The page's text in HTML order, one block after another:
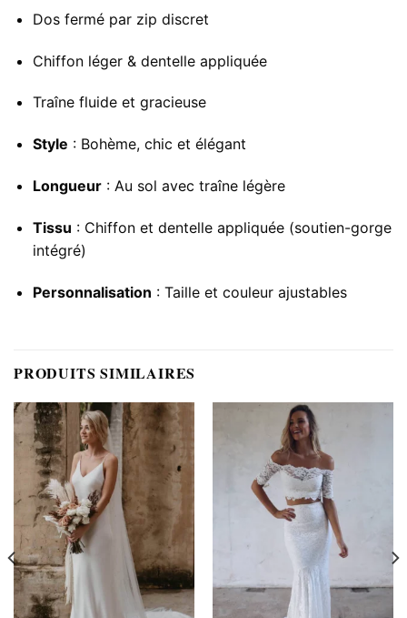
Dos fermé par zip discret
Chiffon léger & dentelle appliquée
Traîne fluide et gracieuse
Style : Bohème, chic et élégant
Longueur: Au sol avec traîne légère
Tissu : Chiffon et dentelle appliquée (soutien-gorge
intégré)
Personnalisation : Taille et couleur ajustables
PRODUITS SIMILAIRES